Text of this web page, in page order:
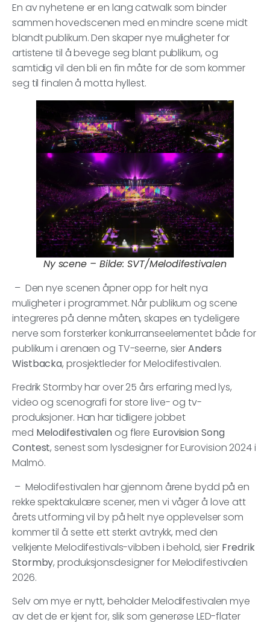
En av nyhetene er en lang catwalk som binder
sammen hovedscenen med en mindre scene midt
blandt publikum. Den skaper nye muligheter for
artistene til å bevege seg blant publikum, og
samtidig vil den bli en fin måte for de som kommer
seg til finalen å motta hyllest.
Ny scene – Bilde: SVT/Melodifestivalen
– Den nye scenen åpner opp for helt nya
muligheter i programmet. Når publikum og scene
integreres på denne måten, skapes en tydeligere
nerve som forsterker konkurranseelementet både for
publikum i arenaen og TV-seerne, sierAnders
Wistbacka, prosjektleder for Melodifestivalen.
Fredrik Stormby har over 25 års erfaring med lys,
video og scenografi for store live- og tv-
produksjoner. Han har tidligere jobbet
med Melodifestivalen og flere Eurovision Song
Contest, senest som lysdesigner for Eurovision 2024 i
Malmö.
– Melodifestivalen har gjennom årene bydd på en
rekke spektakulære scener, men vi våger å love att
årets utforming vil by på helt nye opplevelser som
kommer til å sette ett sterkt avtrykk, med den
velkjente Melodifestivals-vibben i behold, sier Fredrik
Stormby, produksjonsdesigner for Melodifestivalen
2026.
Selv om mye er nytt, beholder Melodifestivalen mye
av det de er kjent for, slik som generøse LED-flater